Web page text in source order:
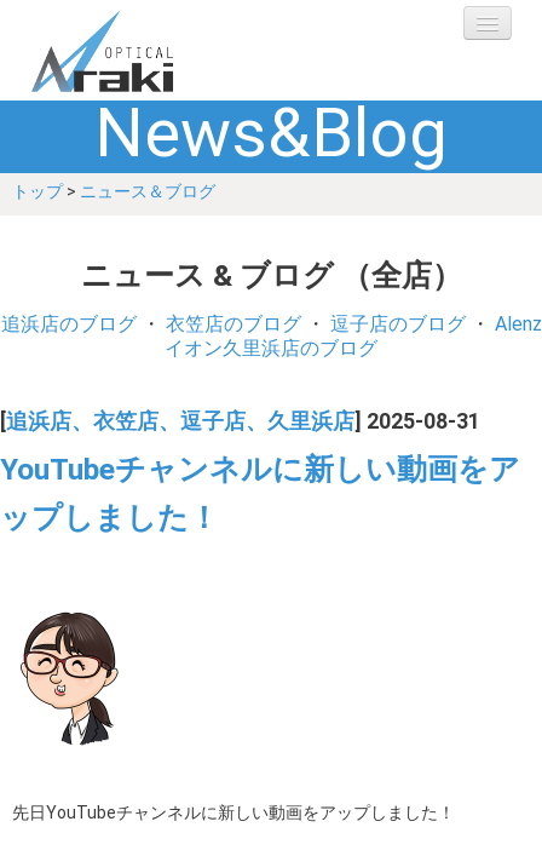
選ばれる理由
ブランド
補聴器
お客さまの声
コラム
ブログ
News&Blog
トップ> ニュース＆ブログ
ニュース & ブログ （全店）
追浜店のブログ・ 衣笠店のブログ・ 逗子店のブログ・ Alenz
イオン久里浜店のブログ
追浜店、衣笠店、逗子店、久里浜店 ] 2025-08-31
YouTubeチャンネルに新しい動画をア
ップしました！
先日YouTubeチャンネルに新しい動画をアップしました！